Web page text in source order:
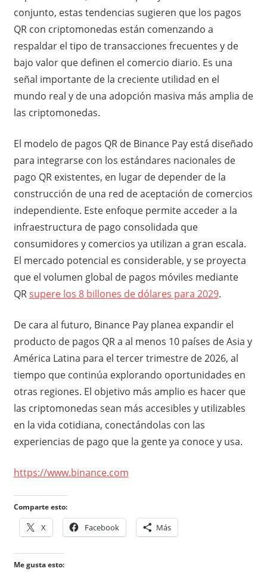
conjunto, estas tendencias sugieren que los pagos
QR con criptomonedas están comenzando a
respaldar el tipo de transacciones frecuentes y de
bajo valor que definen el comercio diario. Es una
señal importante de la creciente utilidad en el
mundo real y de una adopción masiva más amplia de
las criptomonedas.
El modelo de pagos QR de Binance Pay está diseñado
para integrarse con los estándares nacionales de
pago QR existentes, en lugar de depender de la
construcción de una red de aceptación de comercios
independiente. Este enfoque permite acceder a la
infraestructura de pago consolidada que
consumidores y comercios ya utilizan a gran escala.
El mercado potencial es considerable, y se proyecta
que el volumen global de pagos móviles mediante
QRsupere los 8 billones de dólares para 2029.
De cara al futuro, Binance Pay planea expandir el
producto de pagos QR a al menos 10 países de Asia y
América Latina para el tercer trimestre de 2026, al
tiempo que continúa explorando oportunidades en
otras regiones. El objetivo más amplio es hacer que
las criptomonedas sean más accesibles y utilizables
en la vida cotidiana, conectándolas con las
experiencias de pago que la gente ya conoce y usa.
https://www.binance.com
Comparte esto:
X Facebook Más
Me gusta esto: